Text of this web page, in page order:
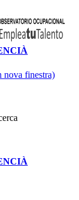
nova finestra)